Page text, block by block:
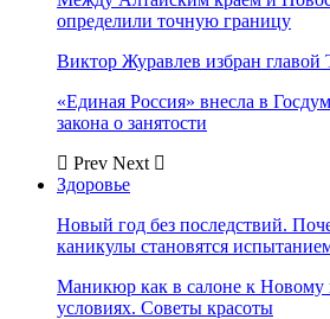
определили точную границу
Виктор Журавлев избран главой
«Единая Россия» внесла в
закона о занятости
Prev Next
Здоровье
Новый год без последствий.
каникулы становятся
Маникюр как в салоне к Новому
условиях. Советы красоты